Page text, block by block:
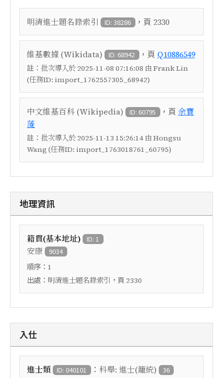
明清進士題名錄索引 ID: 38286 ，頁 2330
維基數據 (Wikidata) ID: 68942 ，頁 Q10886549
註： 批次導入於 2025-11-08 07:16:08 由 Frank Lin
(任務ID: import_1762557305_68942)
中文維基百科 (Wikipedia) ID: 60795 ，頁 余寶
蔆
註： 批次導入於 2025-11-13 15:26:14 由 Hongsu
Wang (任務ID: import_1763018761_60795)
地理資訊
籍貫(基本地址) ID: 1
安康 9034
順序： 1
出處： 明清進士題名錄索引 ，頁 2330
入仕
進士類 ID: 040101 ： 科舉: 進士(籠統) 36